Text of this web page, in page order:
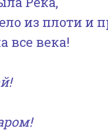
из плоти и
все века!